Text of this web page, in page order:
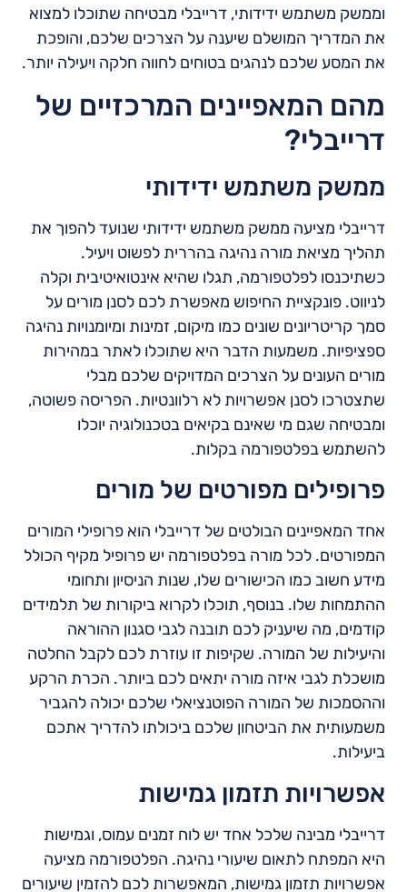
וממשק משתמש ידידותי, דרייבלי מבטיחה שתוכלו למצוא
את המדריך המושלם שיענה על הצרכים שלכם, והופכת
את המסע שלכם לנהגים בטוחים לחווה חלקה ויעילה יותר.
מהם המאפיינים המרכזיים של
דרייבלי?
ממשק משתמש ידידותי
דרייבלי מציעה ממשק משתמש ידידותי שנועד להפוך את
תהליך מציאת מורה נהיגה בהררית לפשוט ויעיל.
כשתיכנסו לפלטפורמה, תגלו שהיא אינטואיטיבית וקלה
לניווט. פונקציית החיפוש מאפשרת לכם לסנן מורים על
סמך קריטריונים שונים כמו מיקום, זמינות ומיומנויות נהיגה
ספציפיות. משמעות הדבר היא שתוכלו לאתר במהירות
מורים העונים על הצרכים המדויקים שלכם מבלי
שתצטרכו לסנן אפשרויות לא רלוונטיות. הפריסה פשוטה,
ומבטיחה שגם מי שאינם בקיאים בטכנולוגיה יוכלו
להשתמש בפלטפורמה בקלות.
פרופילים מפורטים של מורים
אחד המאפיינים הבולטים של דרייבלי הוא פרופילי המורים
המפורטים. לכל מורה בפלטפורמה יש פרופיל מקיף הכולל
מידע חשוב כמו הכישורים שלו, שנות הניסיון ותחומי
ההתמחות שלו. בנוסף, תוכלו לקרוא ביקורות של תלמידים
קודמים, מה שיעניק לכם תובנה לגבי סגנון ההוראה
והיעילות של המורה. שקיפות זו עוזרת לכם לקבל החלטה
מושכלת לגבי איזה מורה יתאים לכם ביותר. הכרת הרקע
וההסמכות של המורה הפוטנציאלי שלכם יכולה להגביר
משמעותית את הביטחון שלכם ביכולתו להדריך אתכם
ביעילות.
אפשרויות תזמון גמישות
דרייבלי מבינה שלכל אחד יש לוח זמנים עמוס, וגמישות
היא המפתח לתאום שיעורי נהיגה. הפלטפורמה מציעה
אפשרויות תזמון גמישות, המאפשרות לכם להזמין שיעורים